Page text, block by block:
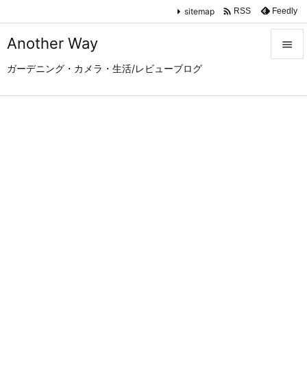
Another Way
ガーデニング・カメラ・生活/レビューブログ

sitemap  RSS Feedly